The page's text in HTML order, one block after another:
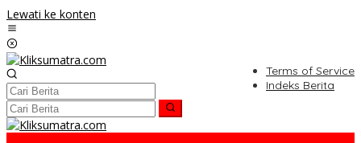
Lewati ke konten
Terms of Service
Indeks Berita